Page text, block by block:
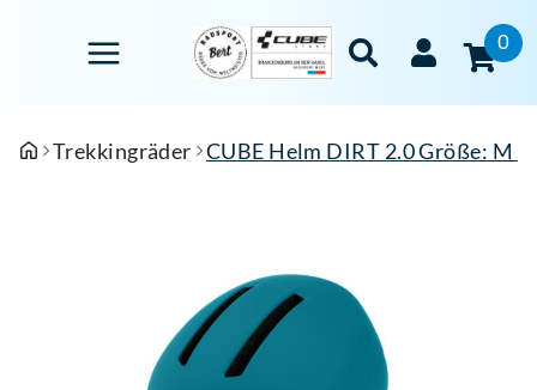
0
Trekkingräder CUBE Helm DIRT 2.0 Größe: M